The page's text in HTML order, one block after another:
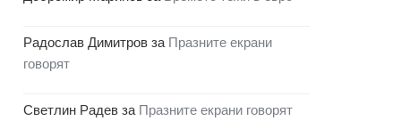
Радослав Димитров за Празните екрани
говорят
Светлин Радев за Празните екрани говорят